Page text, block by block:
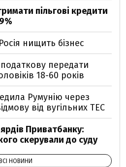
пільгові кредити
нищить бізнес
передати
18-60 років
Румунію через
від вугільних ТЕС
Приватбанку:
скерували до суду
НОВИНИ